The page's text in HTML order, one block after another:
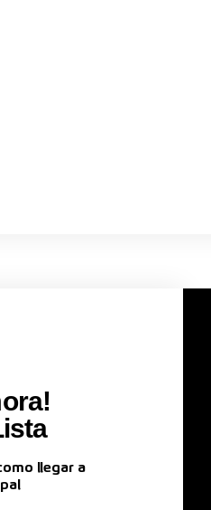
llegar a